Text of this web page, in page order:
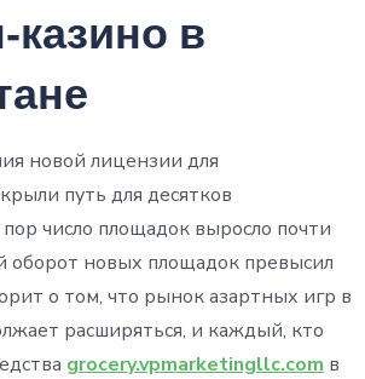
в
новой лицензии для
путь для десятков
число площадок выросло почти
оборот новых площадок превысил
о том, что рынок азартных игр в
расширяться, и каждый, кто
grocery.vpmarketingllc.com в